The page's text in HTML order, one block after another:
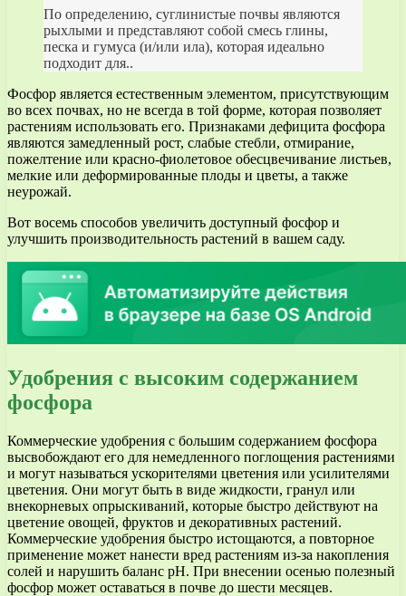
По определению, суглинистые почвы являются
рыхлыми и представляют собой смесь глины,
песка и гумуса (и/или ила), которая идеально
подходит для..
Фосфор является естественным элементом, присутствующим
во всех почвах, но не всегда в той форме, которая позволяет
растениям использовать его. Признаками дефицита фосфора
являются замедленный рост, слабые стебли, отмирание,
пожелтение или красно-фиолетовое обесцвечивание листьев,
мелкие или деформированные плоды и цветы, а также
неурожай.
Вот восемь способов увеличить доступный фосфор и
улучшить производительность растений в вашем саду.
Удобрения с высоким содержанием
фосфора
Коммерческие удобрения с большим содержанием фосфора
высвобождают его для немедленного поглощения растениями
и могут называться ускорителями цветения или усилителями
цветения. Они могут быть в виде жидкости, гранул или
внекорневых опрыскиваний, которые быстро действуют на
цветение овощей, фруктов и декоративных растений.
Коммерческие удобрения быстро истощаются, а повторное
применение может нанести вред растениям из-за накопления
солей и нарушить баланс pH. При внесении осенью полезный
фосфор может оставаться в почве до шести месяцев.